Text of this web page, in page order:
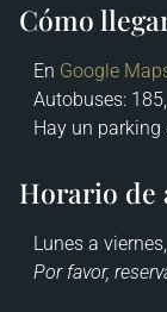
Cómo
En Google
Autobuses:
Hay un
Horario de
Lunes a
Por favor,